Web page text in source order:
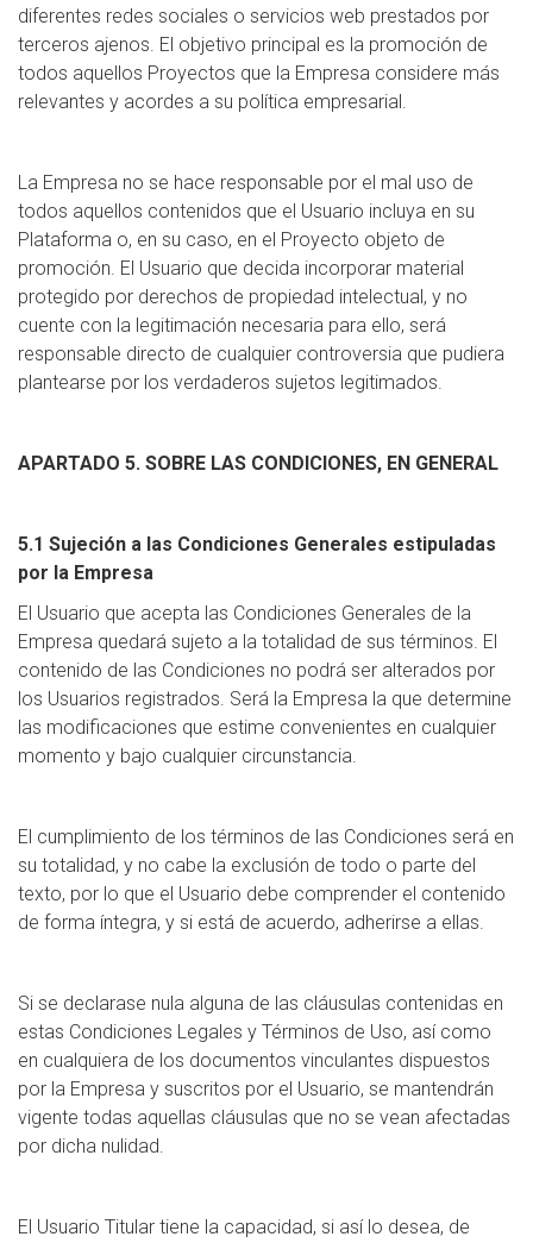
diferentes redes sociales o servicios web prestados por
terceros ajenos. El objetivo principal es la promoción de
todos aquellos Proyectos que la Empresa considere más
relevantes y acordes a su política empresarial.
La Empresa no se hace responsable por el mal uso de
todos aquellos contenidos que el Usuario incluya en su
Plataforma o, en su caso, en el Proyecto objeto de
promoción. El Usuario que decida incorporar material
protegido por derechos de propiedad intelectual, y no
cuente con la legitimación necesaria para ello, será
responsable directo de cualquier controversia que pudiera
plantearse por los verdaderos sujetos legitimados.
APARTADO 5. SOBRE LAS CONDICIONES, EN GENERAL
5.1 Sujeción a las Condiciones Generales estipuladas
por la Empresa
El Usuario que acepta las Condiciones Generales de la
Empresa quedará sujeto a la totalidad de sus términos. El
contenido de las Condiciones no podrá ser alterados por
los Usuarios registrados. Será la Empresa la que determine
las modificaciones que estime convenientes en cualquier
momento y bajo cualquier circunstancia.
El cumplimiento de los términos de las Condiciones será en
su totalidad, y no cabe la exclusión de todo o parte del
texto, por lo que el Usuario debe comprender el contenido
de forma íntegra, y si está de acuerdo, adherirse a ellas.
Si se declarase nula alguna de las cláusulas contenidas en
estas Condiciones Legales y Términos de Uso, así como
en cualquiera de los documentos vinculantes dispuestos
por la Empresa y suscritos por el Usuario, se mantendrán
vigente todas aquellas cláusulas que no se vean afectadas
por dicha nulidad.
El Usuario Titular tiene la capacidad, si así lo desea, de